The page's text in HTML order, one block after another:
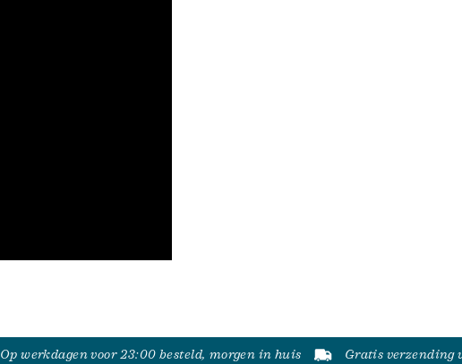
Op werkdagen voor 23:00 besteld, morgen in huis Gratis verzending